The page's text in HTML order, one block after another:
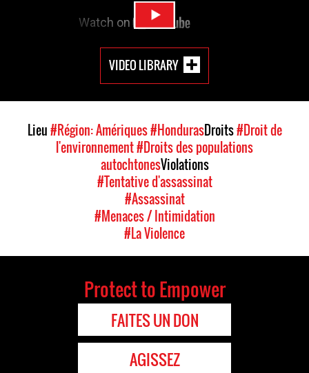
VIDEO LIBRARY
Lieu#Région: Amériques#HondurasDroits#Droit de
l'environnement#Droits des populations
autochtonesViolations
#Tentative d'assassinat
#Assassinat
#Menaces / Intimidation
#La Violence
Protect to Empower
FAITES UN DON
AGISSEZ